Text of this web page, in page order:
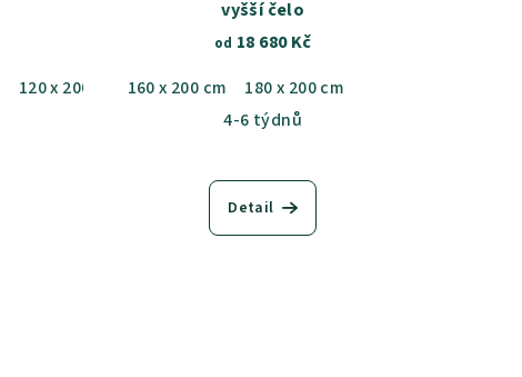
120 x 200 cm
vyšší čelo
od 18 680 Kč
160 x 200 cm
180 x 200 cm
4-6 týdnů
Detail